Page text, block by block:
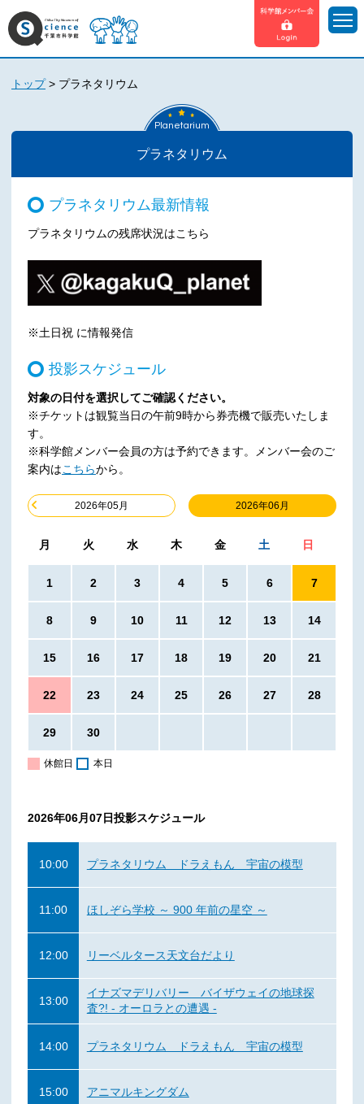
トップ> プラネタリウム
Planetarium
プラネタリウム
プラネタリウム最新情報
プラネタリウムの残席状況はこちら
※土日祝 に情報発信
投影スケジュール
対象の日付を選択してご確認ください。
※チケットは観覧当日の午前9時から券売機で販売いたしま
す。
※科学館メンバー会員の方は予約できます。メンバー会のご
案内はこちらから。
2026年05月 2026年06月
月 火 水 木 金 土 日
1 2 3 4 5 6 7
8 9 10 11 12 13 14
15 16 17 18 19 20 21
22 23 24 25 26 27 28
29 30
休館日 本日
2026年06月07日投影スケジュール
10:00 プラネタリウム ドラえもん 宇宙の模型
11:00 ほしぞら学校 ～ 900 年前の星空 ～
12:00 リーベルタース天文台だより
13:00
イナズマデリバリー バイザウェイの地球探
査?! - オーロラとの遭遇 -
14:00 プラネタリウム ドラえもん 宇宙の模型
15:00 アニマルキングダム